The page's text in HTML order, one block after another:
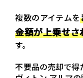
複数のアイテムを
金額が上乗せ
す。
不要品の売却で得